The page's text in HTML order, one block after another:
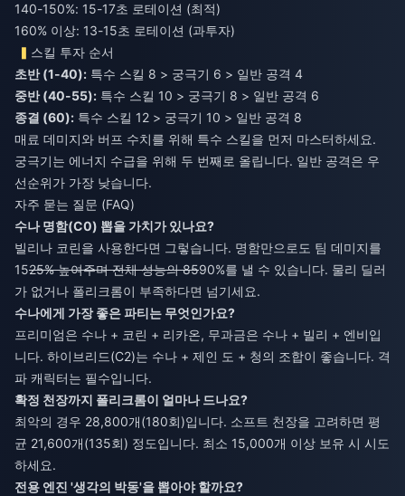
140-150%: 15-17초 로테이션 (최적)
160% 이상: 13-15초 로테이션 (과투자)
스킬 투자 순서
초반 (1-40):
중반 (40-55):
종결 (60): 특수 스킬 12 > 궁극기 10 > 일반 공격 8
매료 데미지와 버프 수치를 위해 특수 스킬을 먼저 마스터하세요.
궁극기는 에너지 수급을 위해 두 번째로 올립니다. 일반 공격은 우
선순위가 가장 낮습니다.
자주 묻는 질문 (FAQ)
수나 명함(C0) 뽑을 가치가 있나요?
빌리나 코린을 사용한다면 그렇습니다. 명함만으로도 팀 데미지를
1525% 높여주며 전체 성능의 8590%를 낼 수 있습니다. 물리 딜러
가 없거나 폴리크롬이 부족하다면 넘기세요.
수나에게 가장 좋은 파티는 무엇인가요?
프리미엄은 수나 + 코린 + 리카온, 무과금은 수나 + 빌리 + 엔비입
니다. 하이브리드(C2)는 수나 + 제인 도 + 청의 조합이 좋습니다. 격
파 캐릭터는 필수입니다.
확정 천장까지 폴리크롬이 얼마나 드나요?
최악의 경우 28,800개(180회)입니다. 소프트 천장을 고려하면 평
균 21,600개(135회) 정도입니다. 최소 15,000개 이상 보유 시 시도
하세요.
전용 엔진 '생각의 박동'을 뽑아야 할까요?